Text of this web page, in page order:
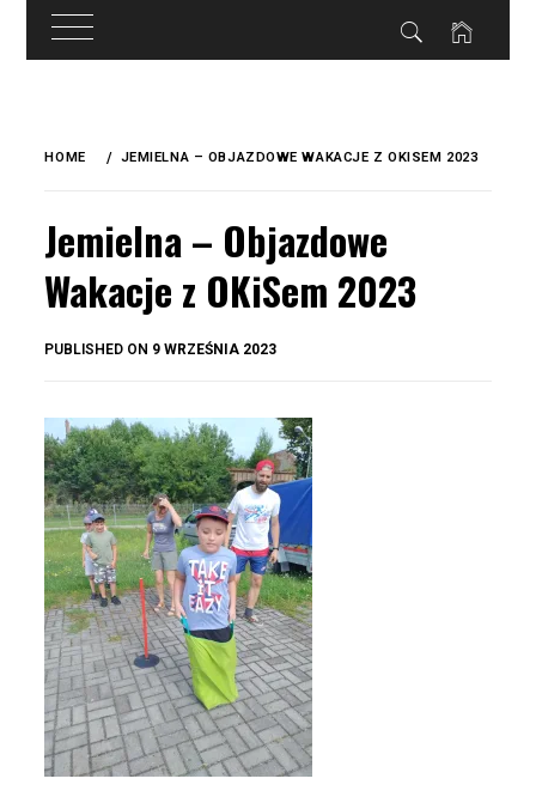
treści
HOME JEMIELNA – OBJAZDOWE WAKACJE Z OKISEM 2023
Jemielna – Objazdowe
Wakacje z OKiSem 2023
PUBLISHED ON 9 WRZEŚNIA 2023